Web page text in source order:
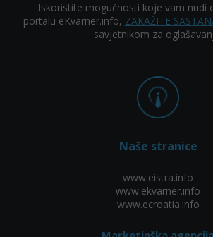
Iskoristite mogućnosti koje vam nudi
portalu eKvarner.info, ZAKAŽITE
savjetnikom za
Naše stranice
www.eistra.info
www.ekvarner.info
www.ecroatia.info